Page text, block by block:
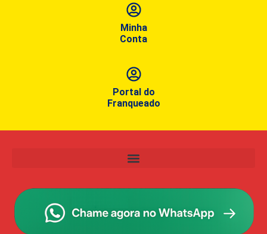
Minha
Conta
Portal do
Franqueado